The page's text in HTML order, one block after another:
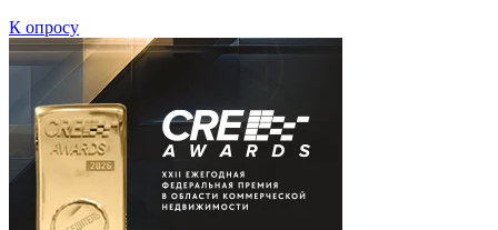
К опросу